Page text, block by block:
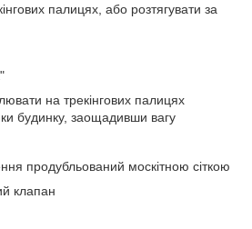
палицях, або розтягувати за
на трекінгових палицях
будинку, заощадивши вагу
продубльований москітною сіткою
клапан